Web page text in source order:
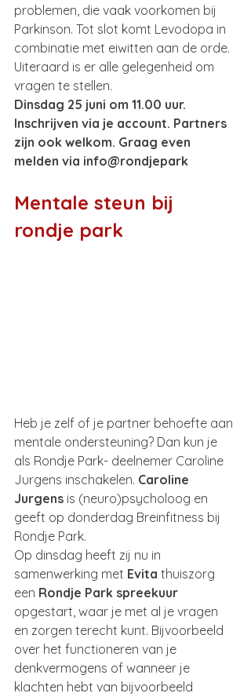
problemen, die vaak voorkomen bij
Parkinson. Tot slot komt Levodopa in
combinatie met eiwitten aan de orde.
Uiteraard is er alle gelegenheid om
vragen te stellen.
Dinsdag 25 juni om 11.00 uur.
Inschrijven via je account. Partners
zijn ook welkom. Graag even
melden via info@rondjepark
Mentale steun bij
rondje park
Heb je zelf of je partner behoefte aan
mentale ondersteuning? Dan kun je
als Rondje Park- deelnemer Caroline
Jurgens inschakelen. Caroline
Jurgens is (neuro)psycholoog en
geeft op donderdag Breinfitness bij
Rondje Park.
Op dinsdag heeft zij nu in
samenwerking met Evita thuiszorg
een Rondje Park spreekuur
opgestart, waar je met al je vragen
en zorgen terecht kunt. Bijvoorbeeld
over het functioneren van je
denkvermogens of wanneer je
klachten hebt van bijvoorbeeld